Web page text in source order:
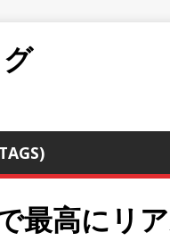
最高にリ